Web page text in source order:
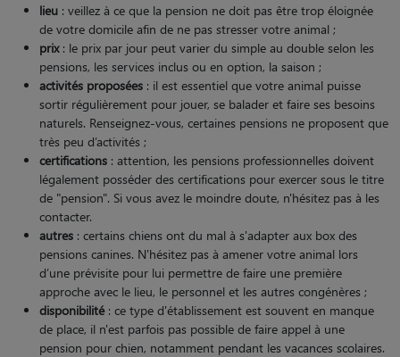
lieu : veillez à ce que la pension ne doit pas être trop éloignée
de votre domicile afin de ne pas stresser votre animal ;
prix: le prix par jour peut varier du simple au double selon les
pensions, les services inclus ou en option, la saison ;
activités proposées : il est essentiel que votre animal puisse
sortir régulièrement pour jouer, se balader et faire ses besoins
naturels. Renseignez-vous, certaines pensions ne proposent que
très peu d’activités ;
certifications : attention, les pensions professionnelles doivent
légalement posséder des certifications pour exercer sous le titre
de "pension". Si vous avez le moindre doute, n'hésitez pas à les
contacter.
autres : certains chiens ont du mal à s'adapter aux box des
pensions canines. N'hésitez pas à amener votre animal lors
d’une prévisite pour lui permettre de faire une première
approche avec le lieu, le personnel et les autres congénères ;
disponibilité: ce type d'établissement est souvent en manque
de place, il n'est parfois pas possible de faire appel à une
pension pour chien, notamment pendant les vacances scolaires.